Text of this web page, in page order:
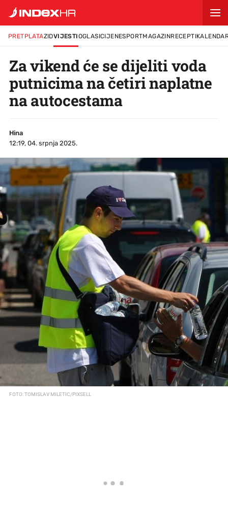
PRETPLATAZIDVIJESTIOGLASICIJENESPORTMAGAZINRECEPTI
Za vikend će se dijeliti voda
putnicima na četiri naplatne
na autocestama
Hina
12:19, 04. srpnja 2025.
FOTO: TOMISLAV MILETIC/PIXSELL